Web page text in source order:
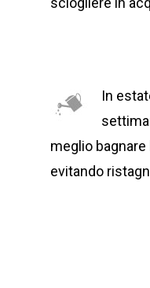
In
meglio bagnare
evitando